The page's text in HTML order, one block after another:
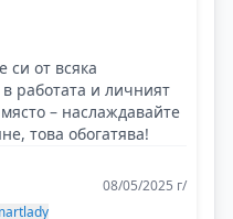
си от всяка
работата и личният
това обогатява!
08/05/2025 г/